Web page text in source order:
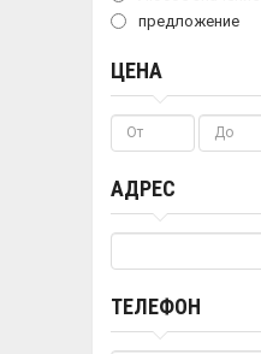
предложение
ЦЕНА
АДРЕС
ТЕЛЕФОН